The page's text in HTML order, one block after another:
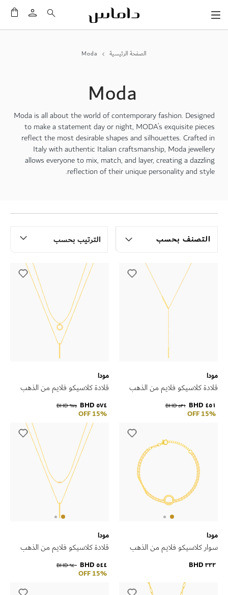
الصفحة الرئيسية Moda
Moda
Moda is all about the world of contemporary fashion. Designed
to make a statement day or night, MODA’s exquisite pieces
reflect the most desirable shapes and silhouettes. Crafted in
Italy with authentic Italian craftsmanship, Moda jewellery
allows everyone to mix, match, and layer, creating a dazzling
reflection of their unique personality and style.
التصنف بحسب الترتيب بحسب
مودا
قلادة كلاسيكو فلايم من الذهب
٤٥١ BHD ٥٣١ BHD
15% OFF
مودا
قلادة كلاسيكو فلايم من الذهب
٥٧٤ BHD ٦٧٥ BHD
15% OFF
مودا
سوار كلاسيكو فلايم من الذهب
٣٢٢ BHD
مودا
قلادة كلاسيكو فلايم من الذهب
٥٤٤ BHD ٦٤٠ BHD
15% OFF